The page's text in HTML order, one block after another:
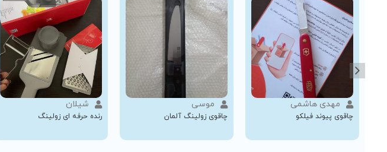
مهدی هاشمی
چاقوی پیوند فیلکو
موسی
چاقوی زولینگ آلمان
شیلان
رنده حرفه ای زولینگ